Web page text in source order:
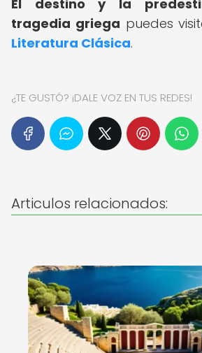
El destino y la
tragedia griega puedes
Literatura Clásica.
¿TE GUSTÓ? ¡DALE VOZ EN TUS REDES!
Articulos relacionados: